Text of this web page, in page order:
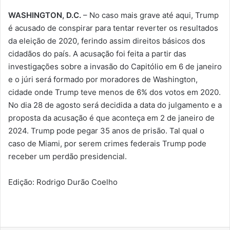
WASHINGTON, D.C. – No caso mais grave até aqui, Trump
é acusado de conspirar para tentar reverter os resultados
da eleição de 2020, ferindo assim direitos básicos dos
cidadãos do país. A acusação foi feita a partir das
investigações sobre a invasão do Capitólio em 6 de janeiro
e o júri será formado por moradores de Washington,
cidade onde Trump teve menos de 6% dos votos em 2020.
No dia 28 de agosto será decidida a data do julgamento e a
proposta da acusação é que aconteça em 2 de janeiro de
2024. Trump pode pegar 35 anos de prisão. Tal qual o
caso de Miami, por serem crimes federais Trump pode
receber um perdão presidencial.
Edição: Rodrigo Durão Coelho